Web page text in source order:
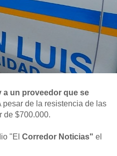
a un proveedor que se
pesar de la resistencia de las
de $700.000.
"El Corredor Noticias" el